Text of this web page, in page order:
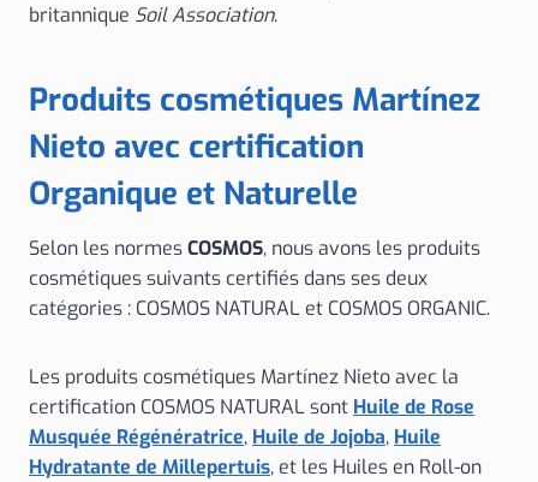
britannique Soil Association.
Produits cosmétiques Martínez
Nieto avec certification
Organique et Naturelle
Selon les normesCOSMOS, nous avons les produits
cosmétiques suivants certifiés dans ses deux
catégories : COSMOS NATURAL et COSMOS ORGANIC.
Les produits cosmétiques Martínez Nieto avec la
certification COSMOS NATURAL sont Huile de Rose
Musquée Régénératrice, Huile de Jojoba, Huile
Hydratante de Millepertuis, et les Huiles en Roll-on